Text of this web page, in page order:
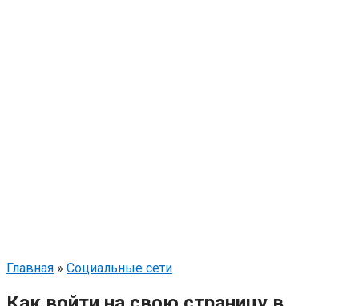
Главная » Социальные сети